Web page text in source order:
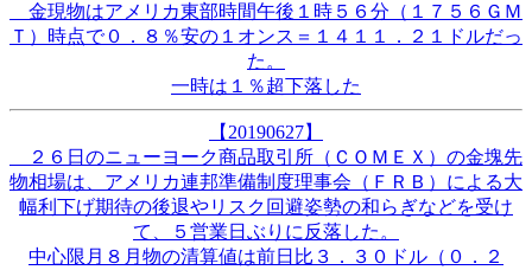
金現物はアメリカ東部時間午後１時５６分（１７５６ＧＭ
Ｔ）時点で０．８％安の１オンス＝１４１１．２１ドルだっ
た。
一時は１％超下落した
【20190627】
２６日のニューヨーク商品取引所（ＣＯＭＥＸ）の金塊先
物相場は、アメリカ連邦準備制度理事会（ＦＲＢ）による大
幅利下げ期待の後退やリスク回避姿勢の和らぎなどを受け
て、５営業日ぶりに反落した。
中心限月８月物の清算値は前日比３．３０ドル（０．２